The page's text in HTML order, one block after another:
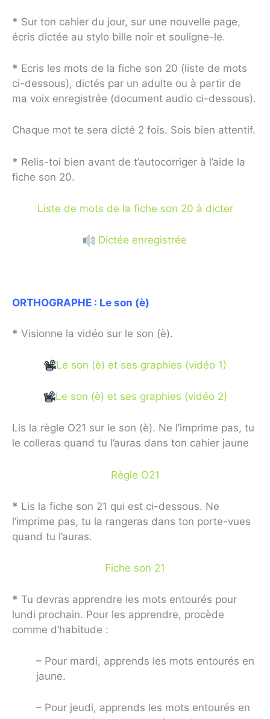
* Sur ton cahier du jour, sur une nouvelle page,
écris dictée au stylo bille noir et souligne-le.
* Ecris les mots de la fiche son 20 (liste de mots
ci-dessous), dictés par un adulte ou à partir de
ma voix enregistrée (document audio ci-dessous).
Chaque mot te sera dicté 2 fois. Sois bien attentif.
* Relis-toi bien avant de t’autocorriger à l’aide la
fiche son 20.
Liste de mots de la fiche son 20 à dicter
Dictée enregistrée
ORTHOGRAPHE : Le son (è)
* Visionne la vidéo sur le son (è).
Le son (è) et ses graphies (vidéo 1)
Le son (è) et ses graphies (vidéo 2)
Lis la règle O21 sur le son (è). Ne l’imprime pas, tu
le colleras quand tu l’auras dans ton cahier jaune
Règle O21
* Lis la fiche son 21 qui est ci-dessous. Ne
l’imprime pas, tu la rangeras dans ton porte-vues
quand tu l’auras.
Fiche son 21
* Tu devras apprendre les mots entourés pour
lundi prochain. Pour les apprendre, procède
comme d’habitude :
– Pour mardi, apprends les mots entourés en
jaune.
– Pour jeudi, apprends les mots entourés en